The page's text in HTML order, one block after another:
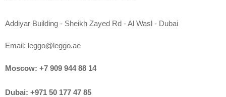
Addiyar Building - Sheikh Zayed Rd - Al Wasl - Dubai
Email: leggo@leggo.ae
Moscow: +7 909 944 88 14
Dubai: +971 50 177 47 85